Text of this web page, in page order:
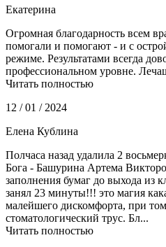
Екатерина
Огромная благодарность всем
помогали и помогают - и с
режиме. Результатами всегда
профессиональном уровне.
Читать полностью
12 / 01 / 2024
Елена Кублина
Полчаса назад удалила 2
Бога - Башурина Артема
заполнения бумаг до выхода из
занял 23 минуты!!! это магия
малейшего дискомфорта, при
стоматологический трус. Бл...
Читать полностью